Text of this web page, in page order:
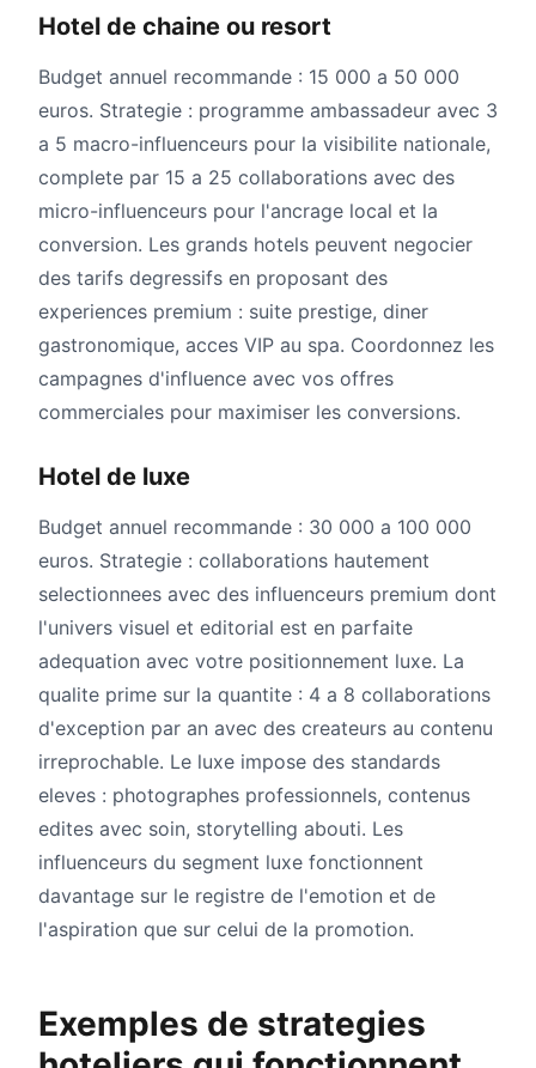
Hotel de chaine ou resort
Budget annuel recommande : 15 000 a 50 000
euros. Strategie : programme ambassadeur avec 3
a 5 macro-influenceurs pour la visibilite nationale,
complete par 15 a 25 collaborations avec des
micro-influenceurs pour l'ancrage local et la
conversion. Les grands hotels peuvent negocier
des tarifs degressifs en proposant des
experiences premium : suite prestige, diner
gastronomique, acces VIP au spa. Coordonnez les
campagnes d'influence avec vos offres
commerciales pour maximiser les conversions.
Hotel de luxe
Budget annuel recommande : 30 000 a 100 000
euros. Strategie : collaborations hautement
selectionnees avec des influenceurs premium dont
l'univers visuel et editorial est en parfaite
adequation avec votre positionnement luxe. La
qualite prime sur la quantite : 4 a 8 collaborations
d'exception par an avec des createurs au contenu
irreprochable. Le luxe impose des standards
eleves : photographes professionnels, contenus
edites avec soin, storytelling abouti. Les
influenceurs du segment luxe fonctionnent
davantage sur le registre de l'emotion et de
l'aspiration que sur celui de la promotion.
Exemples de strategies